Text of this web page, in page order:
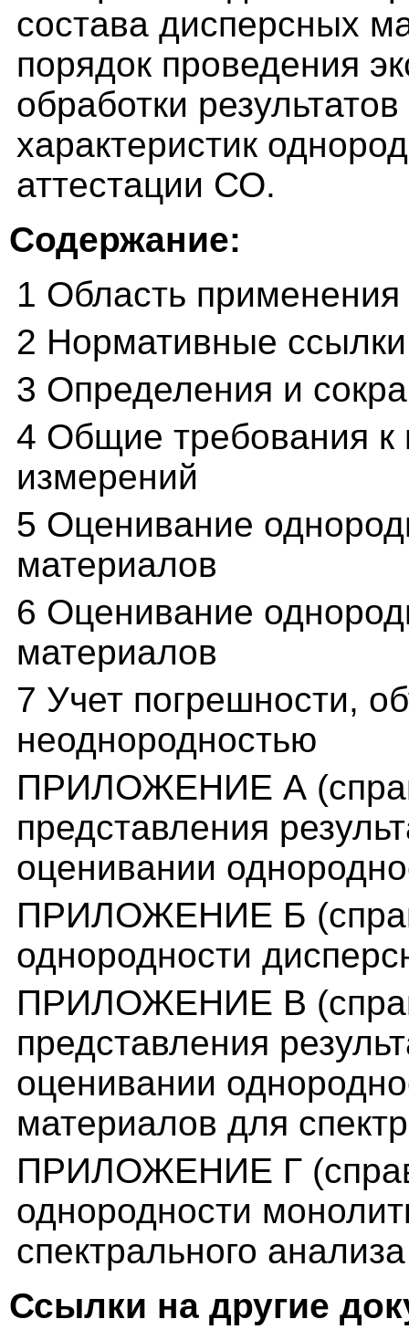
состава дисперсных
порядок проведения
обработки
характеристик
аттестации СО.
Содержание:
1 Область применения
2 Нормативные ссылки
3 Определения и
4 Общие требования к
измерений
5 Оценивание
материалов
6 Оценивание
материалов
7 Учет погрешности,
неоднородностью
ПРИЛОЖЕНИЕ А
представления
оценивании
ПРИЛОЖЕНИЕ Б
однородности
ПРИЛОЖЕНИЕ В
представления
оценивании
материалов для
ПРИЛОЖЕНИЕ Г
однородности
спектрального анализа
Ссылки на другие